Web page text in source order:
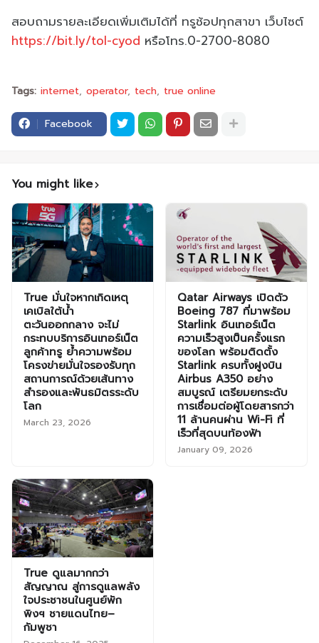
สอบถามรายละเอียดเพิ่มเติมได้ที่ ทรูช้อปทุกสาขา เว็บไซต์
https://bit.ly/tol-cyod หรือโทร.0-2700-8080
Tags: internet operator tech true online
Facebook
You might like
True มั่นใจหากเกิดเหตุ
เคเบิลใต้น้ำ
ตะวันออกกลาง จะไม่
กระทบบริการอินเทอร์เน็ต
ลูกค้าทรู ย้ำความพร้อม
โครงข่ายมั่นใจรองรับทุก
สถานการณ์ด้วยเส้นทาง
สำรองและพันธมิตรระดับ
โลก
March 23, 2026
Qatar Airways เปิดตัว
Boeing 787 ที่มาพร้อม
Starlink อินเทอร์เน็ต
ความเร็วสูงเป็นครั้งแรก
ของโลก พร้อมติดตั้ง
Starlink ครบทั้งฝูงบิน
Airbus A350 อย่าง
สมบูรณ์ เตรียมยกระดับ
การเชื่อมต่อผู้โดยสารกว่า
11 ล้านคนผ่าน Wi-Fi ที่
เร็วที่สุดบนท้องฟ้า
January 09, 2026
True ดูแลมากกว่า
สัญญาณ สู่การดูแลพลัง
ใจประชาชนในศูนย์พัก
พิงฯ ชายแดนไทย–
กัมพูชา